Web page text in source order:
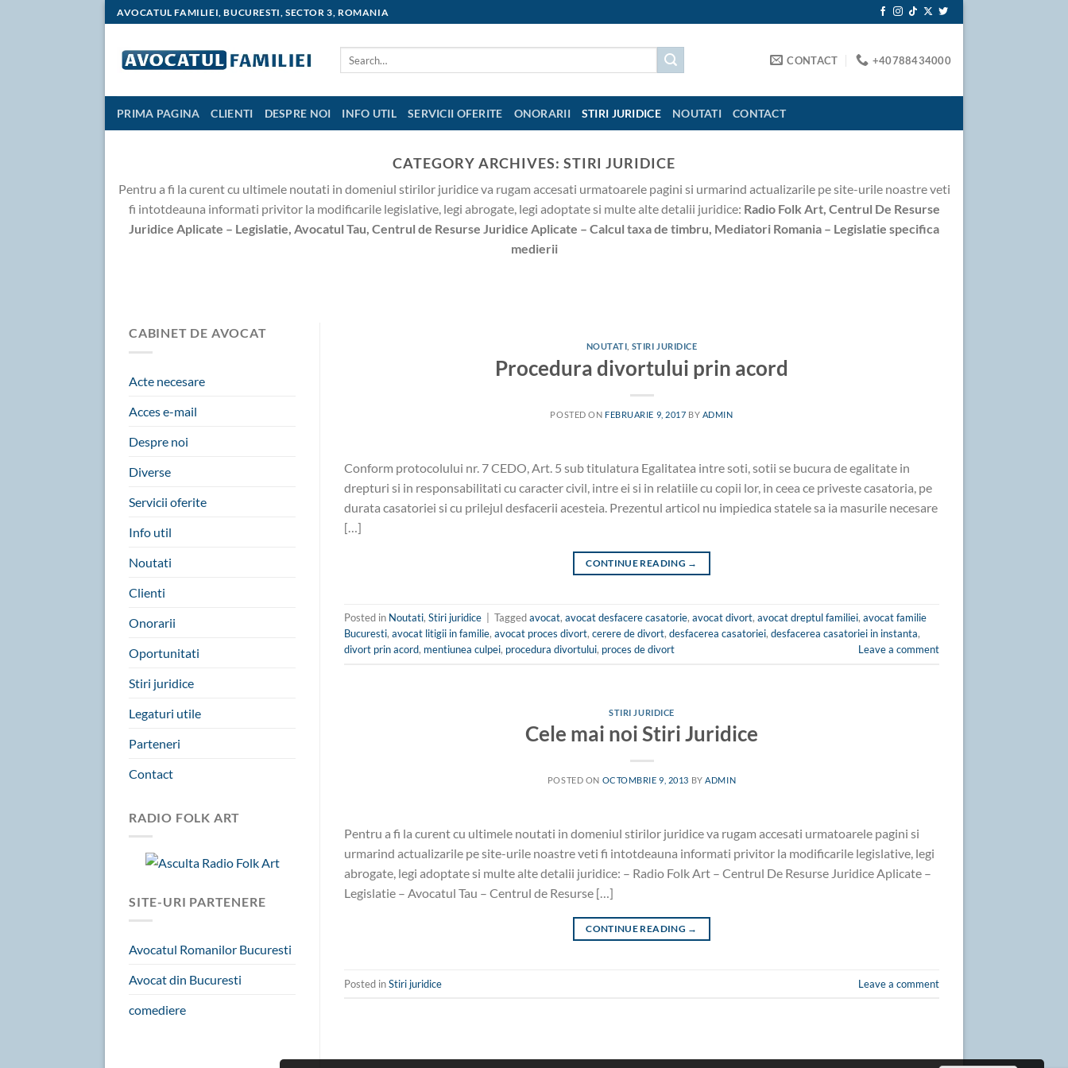
Skip
content
AVOCATUL FAMILIEI, BUCURESTI, SECTOR 3, ROMANIA
CONTACT +40788434000
PRIMA PAGINA CLIENTI DESPRE NOI INFO UTIL SERVICII OFERITE ONORARII STIRI JURIDICE NOUTATI CONTACT
CATEGORY ARCHIVES: STIRI JURIDICE
Pentru a fi la curent cu ultimele noutati in domeniul stirilor juridice va rugam accesati urmatoarele pagini si urmarind actualizarile pe site-urile noastre veti
fi intotdeauna informati privitor la modificarile legislative, legi abrogate, legi adoptate si multe alte detalii juridice: Radio Folk Art, Centrul De Resurse
Juridice Aplicate – Legislatie, Avocatul Tau, Centrul de Resurse Juridice Aplicate – Calcul taxa de timbru, Mediatori Romania – Legislatie specifica
medierii
CONTINUE READING
CABINET DE AVOCAT
Acte necesare
Acces e-mail
Despre noi
Diverse
Servicii oferite
Info util
Noutati
Clienti
Onorarii
Oportunitati
Stiri juridice
Legaturi utile
Parteneri
Contact
RADIO FOLK ART
SITE-URI PARTENERE
Avocatul Romanilor Bucuresti
Avocat din Bucuresti
comediere
NOUTATI STIRI JURIDICE
Procedura divortului prin acord
POSTED ON FEBRUARIE 9, 2017 BY ADMIN
Conform protocolului nr. 7 CEDO, Art. 5 sub titulatura Egalitatea intre soti, sotii se bucura de egalitate in
drepturi si in responsabilitati cu caracter civil, intre ei si in relatiile cu copii lor, in ceea ce priveste casatoria, pe
durata casatoriei si cu prilejul desfacerii acesteia. Prezentul articol nu impiedica statele sa ia masurile necesare
[…]
CONTINUE READING →
Posted in Noutati, Stiri juridice Taggedavocat, avocat desfacere casatorie, avocat divort, avocat dreptul familiei, avocat familie
Bucuresti, avocat litigii in familie, avocat proces divort, cerere de divort, desfacerea casatoriei, desfacerea casatoriei in instanta,
divort prin acord, mentiunea culpei, procedura divortului, proces de divort Leave a comment
STIRI JURIDICE
Cele mai noi Stiri Juridice
POSTED ON OCTOMBRIE 9, 2013 BYADMIN
Pentru a fi la curent cu ultimele noutati in domeniul stirilor juridice va rugam accesati urmatoarele pagini si
urmarind actualizarile pe site-urile noastre veti fi intotdeauna informati privitor la modificarile legislative, legi
abrogate, legi adoptate si multe alte detalii juridice: – Radio Folk Art – Centrul De Resurse Juridice Aplicate –
Legislatie – Avocatul Tau – Centrul de Resurse […]
CONTINUE READING →
Posted inStiri juridice Leave a comment